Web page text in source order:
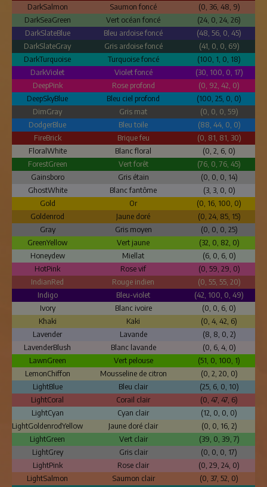
DarkSalmon
Saumon foncé
(0, 36, 48, 9)
DarkSeaGreen
Vert océan foncé
(24, 0, 24, 26)
DarkSlateBlue
Bleu ardoise foncé
(48, 56, 0, 45)
DarkSlateGray
Gris ardoise foncé
(41, 0, 0, 69)
DarkTurquoise
Turquoise foncé
(100, 1, 0, 18)
DarkViolet
Violet foncé
(30, 100, 0, 17)
DeepPink
Rose profond
(0, 92, 42, 0)
DeepSkyBlue
Bleu ciel profond
(100, 25, 0, 0)
DimGray
Gris mat
(0, 0, 0, 59)
DodgerBlue
Bleu toile
(88, 44, 0, 0)
FireBrick
Brique feu
(0, 81, 81, 30)
FloralWhite
Blanc floral
(0, 2, 6, 0)
ForestGreen
Vert forêt
(76, 0, 76, 45)
Gainsboro
Gris étain
(0, 0, 0, 14)
GhostWhite
Blanc fantôme
(3, 3, 0, 0)
Gold
Or
(0, 16, 100, 0)
Goldenrod
Jaune doré
(0, 24, 85, 15)
Gray
Gris moyen
(0, 0, 0, 25)
GreenYellow
Vert jaune
(32, 0, 82, 0)
Honeydew
Miellat
(6, 0, 6, 0)
HotPink
Rose vif
(0, 59, 29, 0)
IndianRed
Rouge indien
(0, 55, 55, 20)
Indigo
Bleu-violet
(42, 100, 0, 49)
Ivory
Blanc ivoire
(0, 0, 6, 0)
Khaki
Kaki
(0, 4, 42, 6)
Lavender
Lavande
(8, 8, 0, 2)
LavenderBlush
Blanc lavande
(0, 6, 4, 0)
LawnGreen
Vert pelouse
(51, 0, 100, 1)
LemonChiffon
Mousseline de citron
(0, 2, 20, 0)
LightBlue
Bleu clair
(25, 6, 0, 10)
LightCoral
Corail clair
(0, 47, 47, 6)
LightCyan
Cyan clair
(12, 0, 0, 0)
LightGoldenrodYellow
Jaune doré clair
(0, 0, 16, 2)
LightGreen
Vert clair
(39, 0, 39, 7)
LightGrey
Gris clair
(0, 0, 0, 17)
LightPink
Rose clair
(0, 29, 24, 0)
LightSalmon
Saumon clair
(0, 37, 52, 0)